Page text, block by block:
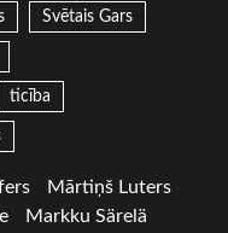
Svētais Gars
ticība
Mārtiņš Luters
Markku Särelä